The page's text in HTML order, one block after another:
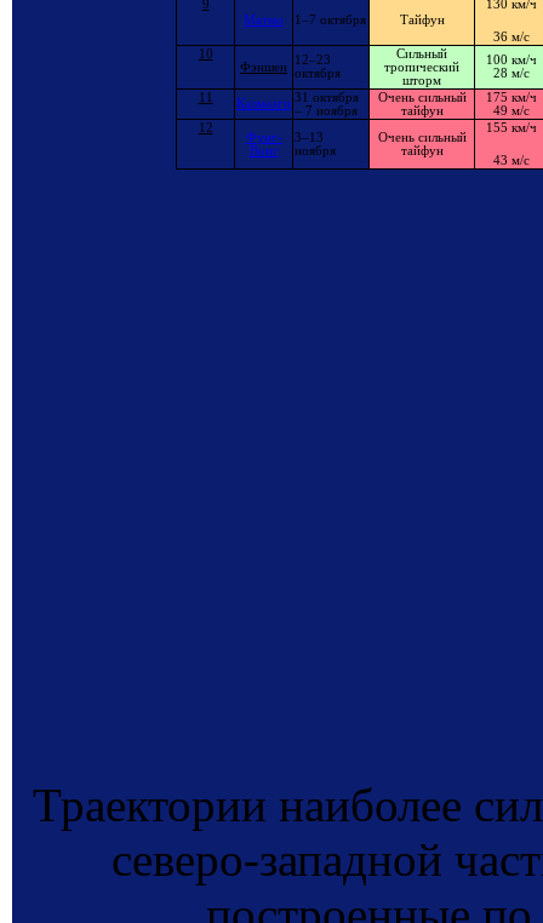
9
Матмо
1–7 октября Тайфун
130 км/ч
36 м/с
10
Фэншен
12–23
октября
Сильный
тропический
шторм
100 км/ч
28 м/с
11
Калмаэги 31 октября
– 7 ноября
Очень сильный
тайфун
175 км/ч
49 м/с
12
Фунг-
Вонг
3–13
ноября
Очень сильный
тайфун
155 км/ч
43 м/с
Траектории наиболее
северо-западной